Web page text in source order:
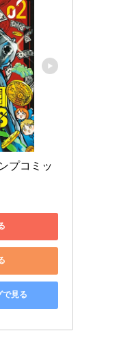
プコミッ
で見る